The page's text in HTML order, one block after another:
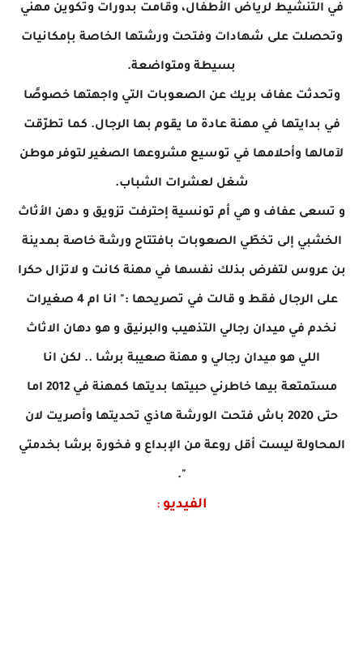
في التنشيط لرياض الأطفال، وقامت بدورات وتكوين مهني
وتحصلت على شهادات وفتحت ورشتها الخاصة بإمكانيات
بسيطة ومتواضعة.
وتحدثت عفاف بريك عن الصعوبات التي واجهتها خصوصًا
في بدايتها في مهنة عادة ما يقوم بها الرجال. كما تطرّقت
لآمالها وأحلامها في توسيع مشروعها الصغير لتوفر موطن
شغل لعشرات الشباب.
و تسعى عفاف و هي أم تونسية إحترفت تزويق و دهن الأثاث
الخشبي إلى تخطّي الصعوبات بافتتاح ورشة خاصة بمدينة
بن عروس لتفرض بذلك نفسها في مهنة كانت و لاتزال حكرا
على الرجال فقط و قالت في تصريحها :" انا ام 4 صغيرات
نخدم في ميدان رجالي التذهيب والبرنيق و هو دهان الاثاث
اللي هو ميدان رجالي و مهنة صعيبة برشا .. لكن انا
مستمتعة بيها خاطرني حبيتها بديتها كمهنة في 2012 اما
حتى 2020 باش فتحت الورشة هاذي تحديتها وأصريت لان
المحاولة ليست أقل روعة من الإبداع و فخورة برشا بخدمتي
".
الفيديو: